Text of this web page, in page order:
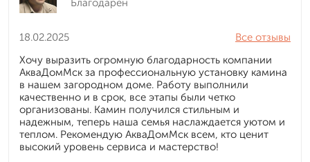
Благодарен
18.02.2025
Все отзывы
Хочу выразить огромную благодарность компании
АкваДомМск за профессиональную установку камина
в нашем загородном доме. Работу выполнили
качественно и в срок, все этапы были четко
организованы. Камин получился стильным и
надежным, теперь наша семья наслаждается уютом и
теплом. Рекомендую АкваДомМск всем, кто ценит
высокий уровень сервиса и мастерство!